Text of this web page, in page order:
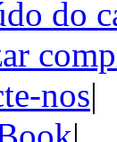
do
nos|